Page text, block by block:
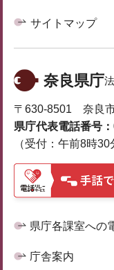
サイトマップ
奈良県庁
〒630-8501 奈良
県庁代表電話番号：
（受付：午前8時
県庁各課室への
庁舎案内